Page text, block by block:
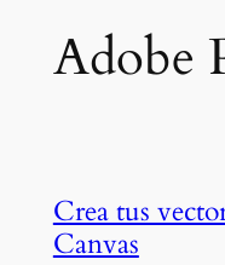
Adobe
Crea tus
Canvas